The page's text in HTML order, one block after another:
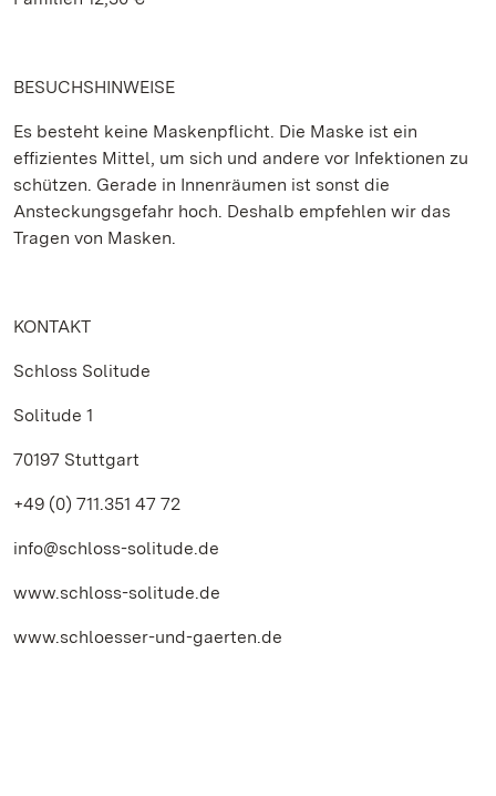
BESUCHSHINWEISE
Es besteht keine Maskenpflicht. Die Maske ist ein
effizientes Mittel, um sich und andere vor Infektionen zu
schützen. Gerade in Innenräumen ist sonst die
Ansteckungsgefahr hoch. Deshalb empfehlen wir das
Tragen von Masken.
KONTAKT
Schloss Solitude
Solitude 1
70197 Stuttgart
+49 (0) 711.351 47 72
info@schloss-solitude.de
www.schloss-solitude.de
www.schloesser-und-gaerten.de